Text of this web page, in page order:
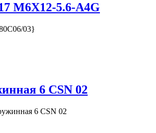
М6Х12-5.6-А4G
03}
6 СSN 02
6 СSN 02